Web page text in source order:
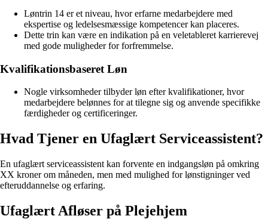
Løntrin 14 er et niveau, hvor erfarne medarbejdere med
ekspertise og ledelsesmæssige kompetencer kan placeres.
Dette trin kan være en indikation på en veletableret karrierevej
med gode muligheder for forfremmelse.
Kvalifikationsbaseret Løn
Nogle virksomheder tilbyder løn efter kvalifikationer, hvor
medarbejdere belønnes for at tilegne sig og anvende specifikke
færdigheder og certificeringer.
Hvad Tjener en Ufaglært Serviceassistent?
En ufaglært serviceassistent kan forvente en indgangsløn på omkring
XX kroner om måneden, men med mulighed for lønstigninger ved
efteruddannelse og erfaring.
Ufaglært Afløser på Plejehjem